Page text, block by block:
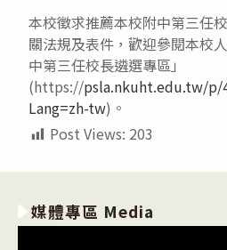
本校徵求推薦本校附中第三任
關法規及表件，歡迎參閱本校
中第三任校長遴選專區」
(https://psla.nkuht.edu.tw/p/
Lang=zh-tw)。
Post Views: 203
媒體專區 Media